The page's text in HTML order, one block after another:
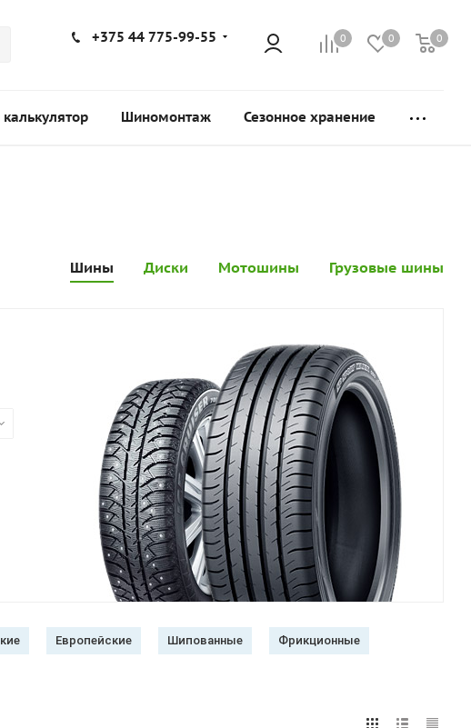
0 0 0
+375 44 775-99-55
Шиномонтаж Сезонное хранение
Шины Диски Мотошины Грузовые шины
Европейские Шипованные Фрикционные